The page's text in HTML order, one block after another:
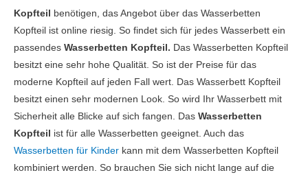
Kopfteil
benötigen, das Angebot über das Wasserbetten
Kopfteil ist online riesig. So findet sich für jedes Wasserbett ein
passendes Wasserbetten Kopfteil. Das Wasserbetten Kopfteil
besitzt eine sehr hohe Qualität. So ist der Preise für das
moderne Kopfteil auf jeden Fall wert. Das Wasserbett Kopfteil
besitzt einen sehr modernen Look. So wird Ihr Wasserbett mit
Sicherheit alle Blicke auf sich fangen. Das Wasserbetten
Kopfteil
ist für alle Wasserbetten geeignet. Auch das
Wasserbetten für Kinder kann mit dem Wasserbetten Kopfteil
kombiniert werden. So brauchen Sie sich nicht lange auf die